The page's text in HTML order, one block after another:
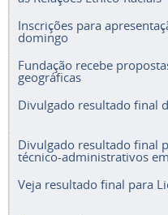
Inscrições para
domingo
Fundação recebe
geográficas
Divulgado resultado final
Divulgado resultado final
técnico-administrativos
Veja resultado final para